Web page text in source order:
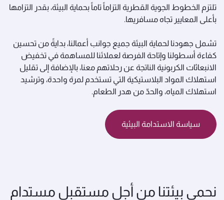
تلتزم الخطوط الجوية القطرية التزاماً تاماً بحماية البيئة، بقدر التزامها
بأعلى المعايير تجاه مسافريها.
تشمل جهودنا لحماية البيئة جميع جوانب أعمالنا، بدايةً من تحسين
كفاءة أسطولنا وإتاحة الفرصة لعملائنا للمساهمة في تخفيض
الانبعاثات الكربونية الناتجة عن رحلاتهم معنا، بالإضافة إلى تقليل
استهلاك المواد البلاستيكية التي تستخدم لمرة واحدة، وترشيد
استهلاك المياه، والحدّ من هدر الطعام.
سياسة الاستدامة البيئية
نحمي بيئتنا من أجل مستقبل مستدام